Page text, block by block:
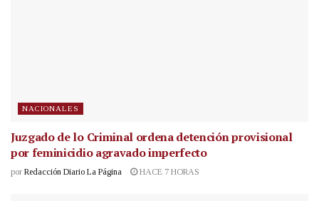
NACIONALES
Juzgado de lo Criminal ordena detención provisional
por feminicidio agravado imperfecto
por Redacción Diario La Página HACE 7 HORAS